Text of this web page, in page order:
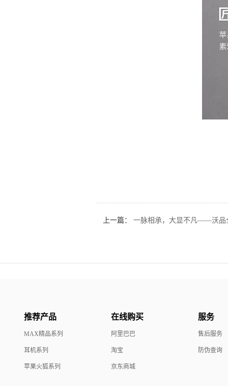
上一篇： 一脉相承，大显不凡——沃品
推荐产品
MAX精品系列
耳机系列
苹果火狐系列
在线购买
阿里巴巴
淘宝
京东商城
服务
售后服务
防伪查询